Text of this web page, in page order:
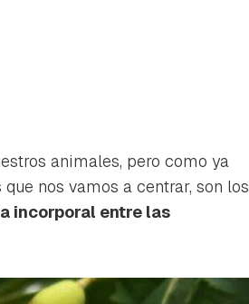
animales, pero como ya
nos vamos a centrar, son los
incorporal entre las